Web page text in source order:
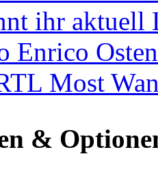
ihr aktuell
Enrico
Most
&